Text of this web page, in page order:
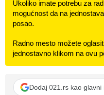
Ukoliko imate potrebu za
mogućnost da na
posao.
Radno mesto možete
jednostavno klikom na ovu
Dodaj 021.rs kao